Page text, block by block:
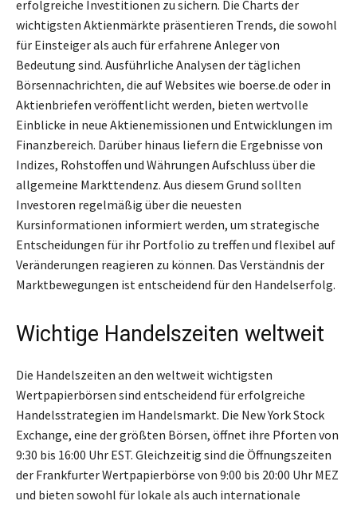
erfolgreiche Investitionen zu sichern. Die Charts der
wichtigsten Aktienmärkte präsentieren Trends, die sowohl
für Einsteiger als auch für erfahrene Anleger von
Bedeutung sind. Ausführliche Analysen der täglichen
Börsennachrichten, die auf Websites wie boerse.de oder in
Aktienbriefen veröffentlicht werden, bieten wertvolle
Einblicke in neue Aktienemissionen und Entwicklungen im
Finanzbereich. Darüber hinaus liefern die Ergebnisse von
Indizes, Rohstoffen und Währungen Aufschluss über die
allgemeine Markttendenz. Aus diesem Grund sollten
Investoren regelmäßig über die neuesten
Kursinformationen informiert werden, um strategische
Entscheidungen für ihr Portfolio zu treffen und flexibel auf
Veränderungen reagieren zu können. Das Verständnis der
Marktbewegungen ist entscheidend für den Handelserfolg.
Wichtige Handelszeiten weltweit
Die Handelszeiten an den weltweit wichtigsten
Wertpapierbörsen sind entscheidend für erfolgreiche
Handelsstrategien im Handelsmarkt. Die New York Stock
Exchange, eine der größten Börsen, öffnet ihre Pforten von
9:30 bis 16:00 Uhr EST. Gleichzeitig sind die Öffnungszeiten
der Frankfurter Wertpapierbörse von 9:00 bis 20:00 Uhr MEZ
und bieten sowohl für lokale als auch internationale